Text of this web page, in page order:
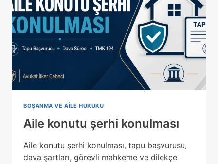
BOŞANMA VE AILE HUKUKU
Aile konutu şerhi konulması
Aile konutu şerhi konulması, tapu başvurusu,
dava şartları, görevli mahkeme ve dilekçe